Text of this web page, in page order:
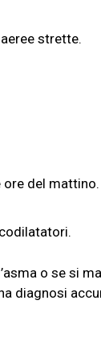
strette.
ore del mattino.
o se si
diagnosi